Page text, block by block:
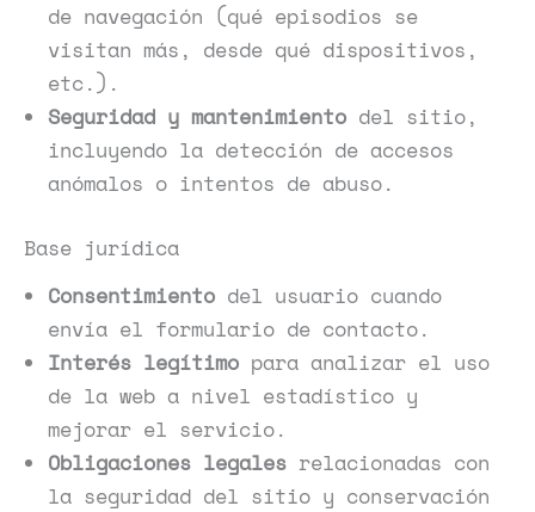
de navegación (qué episodios se
visitan más, desde qué dispositivos,
etc.).
Seguridad y mantenimiento del sitio,
incluyendo la detección de accesos
anómalos o intentos de abuso.
Base jurídica
Consentimiento del usuario cuando
envía el formulario de contacto.
Interés legítimo para analizar el uso
de la web a nivel estadístico y
mejorar el servicio.
Obligaciones legales relacionadas con
la seguridad del sitio y conservación